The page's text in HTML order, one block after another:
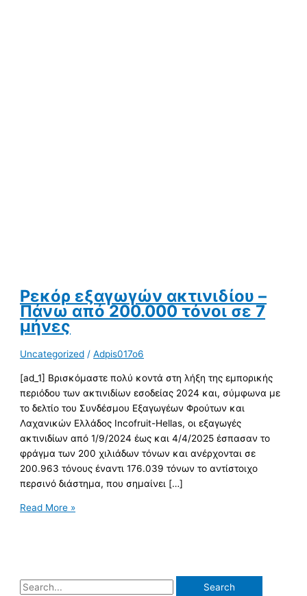
Ρεκόρ εξαγωγών ακτινιδίου –
Πάνω από 200.000 τόνοι σε 7
μήνες
Uncategorized /Adpis017o6
[ad_1] Βρισκόμαστε πολύ κοντά στη λήξη της εμπορικής
περιόδου των ακτινιδίων εσοδείας 2024 και, σύμφωνα με
το δελτίο του Συνδέσμου Εξαγωγέων Φρούτων και
Λαχανικών Ελλάδος Incofruit-Hellas, οι εξαγωγές
ακτινιδίων από 1/9/2024 έως και 4/4/2025 έσπασαν το
φράγμα των 200 χιλιάδων τόνων και ανέρχονται σε
200.963 τόνους έναντι 176.039 τόνων το αντίστοιχο
περσινό διάστημα, που σημαίνει […]
Read More »